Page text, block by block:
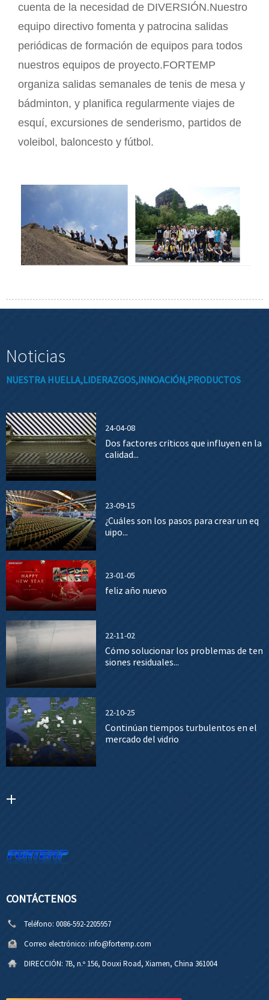
cuenta de la necesidad de DIVERSIÓN.Nuestro
equipo directivo fomenta y patrocina salidas
periódicas de formación de equipos para todos
nuestros equipos de proyecto.FORTEMP
organiza salidas semanales de tenis de mesa y
bádminton, y planifica regularmente viajes de
esquí, excursiones de senderismo, partidos de
voleibol, baloncesto y fútbol.
Noticias
NUESTRA HUELLA,LIDERAZGOS,INNOACIÓN,PRODUCTOS
24-04-08
Dos factores críticos que influyen en la
calidad...
23-09-15
¿Cuáles son los pasos para crear un eq
uipo...
23-01-05
feliz año nuevo
22-11-02
Cómo solucionar los problemas de ten
siones residuales...
22-10-25
Continúan tiempos turbulentos en el
mercado del vidrio
CONTÁCTENOS
Teléfono: 0086-592-2205957
Correo electrónico: info@fortemp.com
DIRECCIÓN: 7B, n.º 156, Douxi Road, Xiamen, China 361004